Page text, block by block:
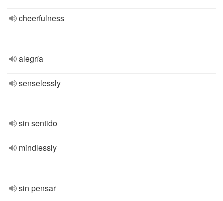
cheerfulness
alegría
senselessly
sin sentido
mindlessly
sin pensar